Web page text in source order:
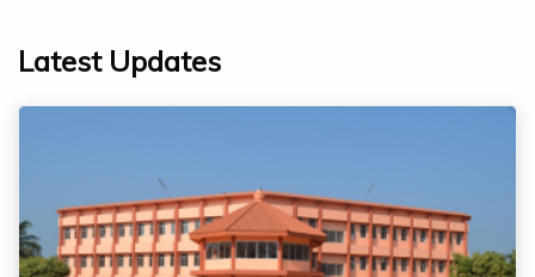
Latest Updates